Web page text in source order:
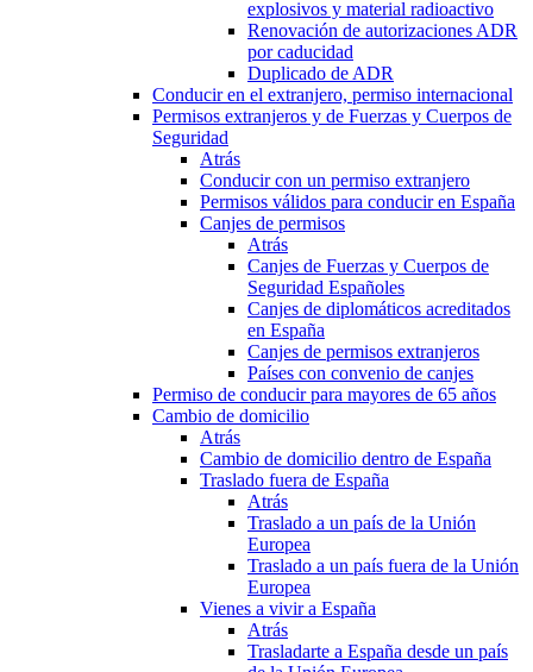
explosivos y material radioactivo
Renovación de autorizaciones ADR
por caducidad
Duplicado de ADR
Conducir en el extranjero, permiso internacional
Permisos extranjeros y de Fuerzas y Cuerpos de
Seguridad
Atrás
Conducir con un permiso extranjero
Permisos válidos para conducir en España
Canjes de permisos
Atrás
Canjes de Fuerzas y Cuerpos de
Seguridad Españoles
Canjes de diplomáticos acreditados
en España
Canjes de permisos extranjeros
Países con convenio de canjes
Permiso de conducir para mayores de 65 años
Cambio de domicilio
Atrás
Cambio de domicilio dentro de España
Traslado fuera de España
Atrás
Traslado a un país de la Unión
Europea
Traslado a un país fuera de la Unión
Europea
Vienes a vivir a España
Atrás
Trasladarte a España desde un país